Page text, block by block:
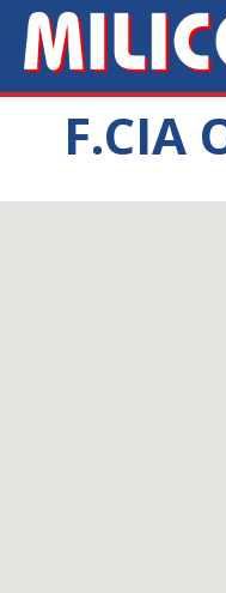
F.CIA